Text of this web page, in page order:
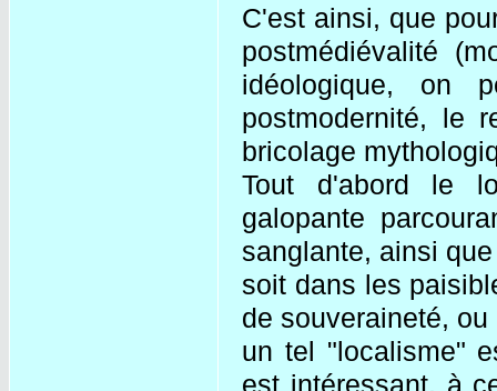
C'est ainsi, que
postmédiévalité
idéologique, on
postmodernité, le
bricolage
Tout d'abord le
galopante
sanglante, ainsi
soit dans les
de souveraineté,
un tel "localisme"
est intéressant, à